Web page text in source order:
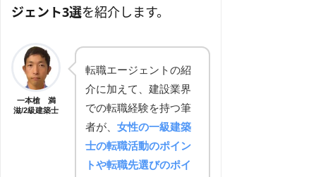
ジェント3選を紹介します。
一本槍 満
滋/2級建築士
転職エージェントの紹
介に加えて、建設業界
での転職経験を持つ筆
者が、 女性の一級建築
士の転職活動のポイン
トや転職先選びのポイ